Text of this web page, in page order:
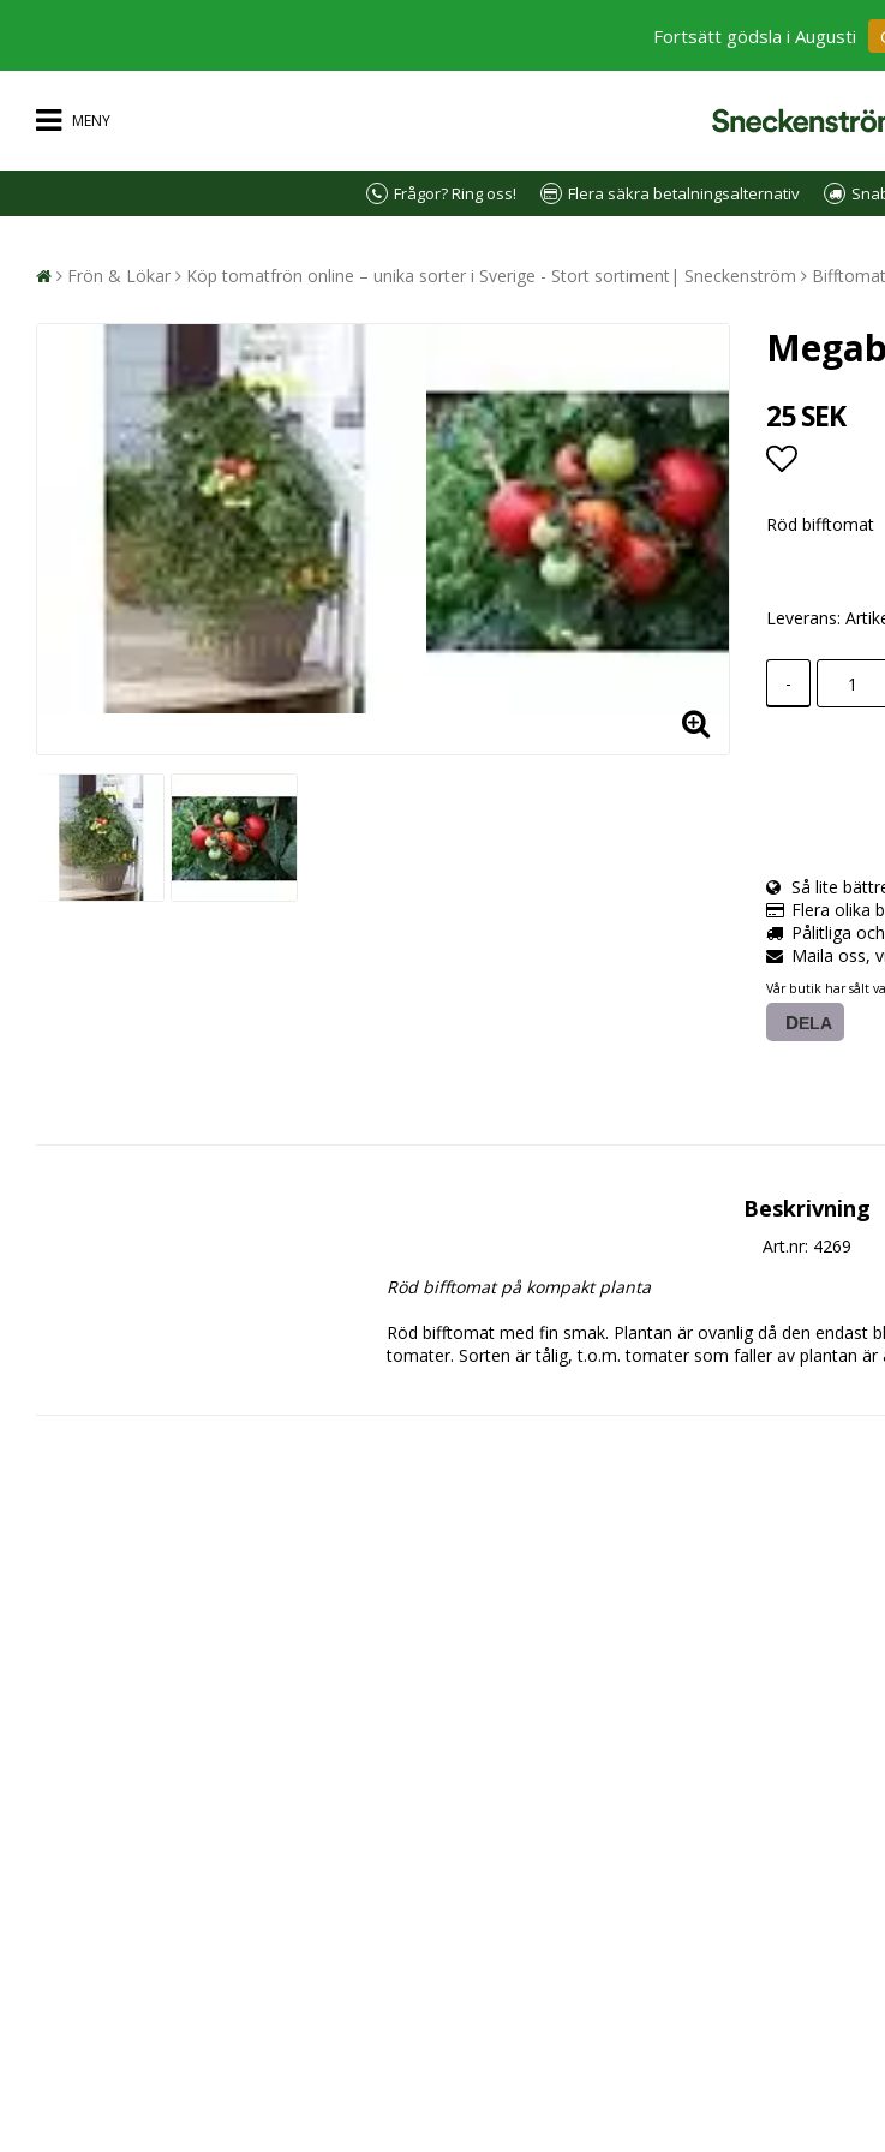
Fortsätt gödsla i Augusti
MENY
Frågor? Ring oss! Flera säkra betalningsalternativ
Frön & Lökar Köp tomatfrön online – unika sorter i Sverige - Stort sortiment| Sneckenström
25 SEK
Lägg
Röd bifftomat
Leverans:
-
Så lite
Flera olika
Pålitliga
Maila oss,
Vår butik har sålt
DELA
Beskrivning
Art.nr: 4269
Röd bifftomat på kompakt planta
Röd bifftomat med fin smak. Plantan är ovanlig då den endast
tomater. Sorten är tålig, t.o.m. tomater som faller av plantan är